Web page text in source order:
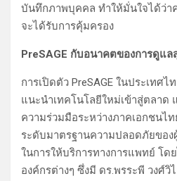
บันทึกภาพบุคคล ทำให้มั่นใจได้ว่า
จะได้รับการคุ้มครอง
PreSAGE กับอนาคตของการดูแ
การเปิดตัว PreSAGE ในประเทศ
แนะนำเทคโนโลยีใหม่เข้าสู่ตลาด
ความร่วมมือระหว่างภาคเอกชนไ
ระดับมาตรฐานความปลอดภัยขอ
ในการให้บริการทางการแพทย์ โ
องค์กรต่างๆ ซึ่งมี ดร.พรระพี วงศ์